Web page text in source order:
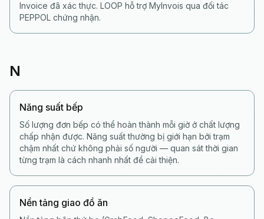
Invoice đã xác thực. LOOP hỗ trợ MyInvois qua đối tác
PEPPOL chứng nhận.
N
Năng suất bếp
Số lượng đơn bếp có thể hoàn thành mỗi giờ ở chất lượng
chấp nhận được. Năng suất thường bị giới hạn bởi trạm
chậm nhất chứ không phải số người — quan sát thời gian
từng trạm là cách nhanh nhất để cải thiện.
Nền tảng giao đồ ăn